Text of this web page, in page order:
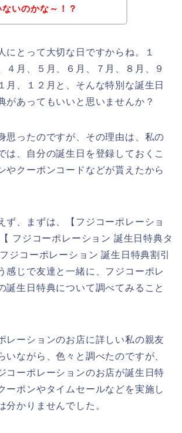
いのかな～！？
にとって大切な日ですからね。１
４月、５月、６月、７月、８月、９
月、１２月と、そんな特別な誕生日
があってもいいと思いませんか？
思ったのですが、その理由は、私の
は、自分の誕生日を登録しておくこ
やクーポンコードなどが貰えたから
ず、まずは、【フジコーポレーショ
フジコーポレーション 誕生日特典タ
ジコーポレーション 誕生日特典割引
感じで友達と一緒に、フジコーポレ
誕生日特典について調べてみること
レーションのお店に詳しい私の親友
いながら、色々と調べたのですが、
コーポレーションのお店が誕生日特
ーポンやタイムセールなどを実施し
分かりませんでした。